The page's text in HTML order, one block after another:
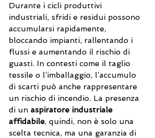
Durante i cicli produttivi
industriali, sfridi e residui possono
accumularsi rapidamente,
bloccando impianti, rallentando i
flussi e aumentando il rischio di
guasti. In contesti come il taglio
tessile o l’imballaggio, l’accumulo
di scarti può anche rappresentare
un rischio di incendio. La presenza
di un aspiratore industriale
affidabile, quindi, non è solo una
scelta tecnica, ma una garanzia di